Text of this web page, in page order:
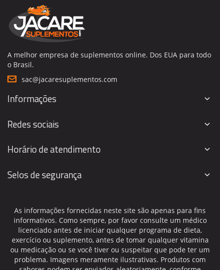
A melhor empresa de suplementos online. Dos EUA para todo
o Brasil.
sac@jacaresuplementos.com
Informações
Redes sociais
Horário de atendimento
Selos de segurança
As informações fornecidas neste site são apenas para fins
informativos. Como sempre, por favor consulte um médico
licenciado antes de iniciar qualquer programa de dieta,
exercício ou suplemento, antes de tomar qualquer vitamina
ou medicação ou se você tiver ou suspeitar que pode ter um
problema. Imagens meramente ilustrativas. Produtos com